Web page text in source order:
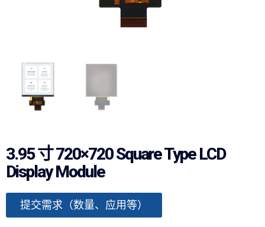
3.95 寸 720×720 Square Type LCD
Display Module
提交需求（数量、应用等）